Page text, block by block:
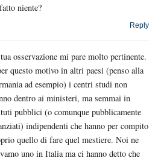
niente?
Reply
osservazione mi pare molto pertinente.
questo motivo in altri paesi (penso alla
ad esempio) i centri studi non
dentro ai ministeri, ma semmai in
pubblici (o comunque pubblicamente
indipendenti che hanno per compito
quello di fare quel mestiere. Noi ne
uno in Italia ma ci hanno detto che